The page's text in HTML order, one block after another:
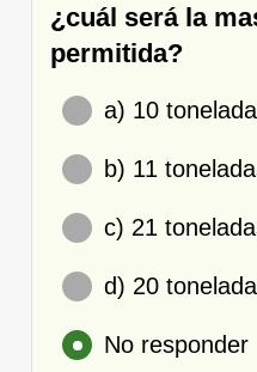
¿cuál será la
permitida?
a) 10
b) 11
c) 21
d) 20
No responder